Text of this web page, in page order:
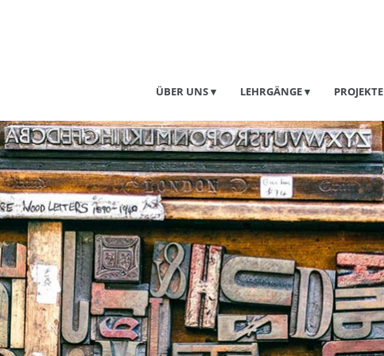
ÜBER UNS
LEHRGÄNGE PROJEKTE